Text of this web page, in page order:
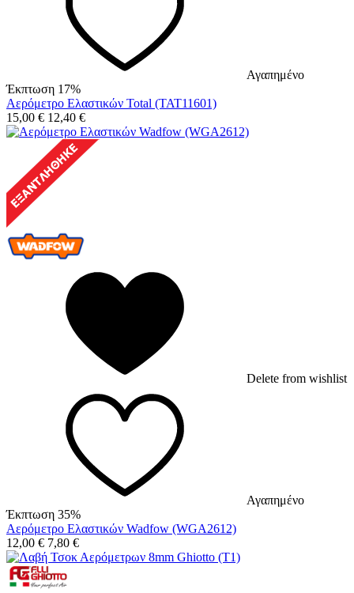
Αγαπημένο
Έκπτωση 17%
Αερόμετρο Ελαστικών Total (TAT11601)
15,00 € 12,40 €
Delete from wishlist
Αγαπημένο
Έκπτωση 35%
Αερόμετρο Ελαστικών Wadfow (WGA2612)
12,00 € 7,80 €